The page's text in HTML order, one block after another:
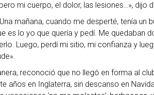
mi cuerpo, el dolor, las lesiones…», dijo
mañana, cuando me desperté, tenía un
es lo yo que quería y pedí. Me quedaban
Luego, perdí mi sitio, mi confianza y
reconoció que no llegó en forma al
años en Inglaterra, sin descanso en